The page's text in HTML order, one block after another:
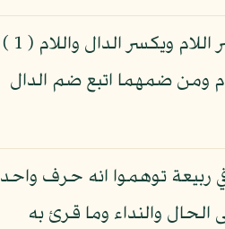
اجمع القراء على ضم الدال من الحمد وكسر اللام الأولى من لله وكان يجوز أن يفتح الدال مع كسر اللام ويكسر الدال واللام ( 1 )
ومن ضمهما اتبع ضم الدال
ربيعة توهموا انه حرف واحد
ويجوز نصبه على الحال والنداء وما قرئ به